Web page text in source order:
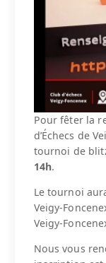
Pour fêter la
d’Échecs de
tournoi de
14h.
Le tournoi
Veigy-
Veigy-
Nous vous